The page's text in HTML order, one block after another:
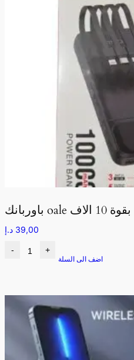
باوربانك oale بقوة 10 الاف
39,00 د.إ
- +
اضف الى السلة